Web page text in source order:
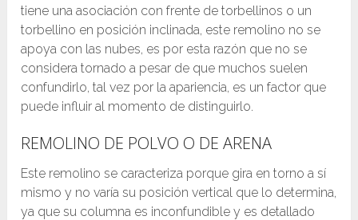
tiene una asociación con frente de torbellinos o un
torbellino en posición inclinada, este remolino no se
apoya con las nubes, es por esta razón que no se
considera tornado a pesar de que muchos suelen
confundirlo, tal vez por la apariencia, es un factor que
puede influir al momento de distinguirlo.
REMOLINO DE POLVO O DE ARENA
Este remolino se caracteriza porque gira en torno a sí
mismo y no varía su posición vertical que lo determina,
ya que su columna es inconfundible y es detallado